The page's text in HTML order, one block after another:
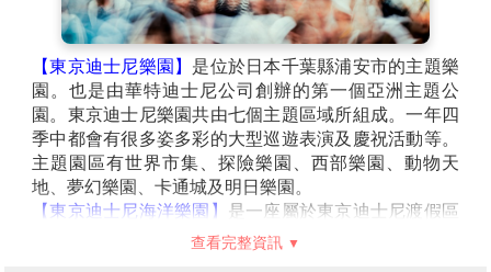
【東京迪士尼樂園】 是位於日本千葉縣浦安市的主題樂
園。也是由華特迪士尼公司創辦的第一個亞洲主題公
園。東京迪士尼樂園共由七個主題區域所組成。一年四
季中都會有很多姿多彩的大型巡遊表演及慶祝活動等。
主題園區有世界市集、探險樂園、西部樂園、動物天
地、夢幻樂園、卡通城及明日樂園。
【東京迪士尼海洋樂園】 是一座屬於東京迪士尼渡假區
的主題樂園，地點位於日本千葉縣的浦安市，樂園的口
查看完整資訊